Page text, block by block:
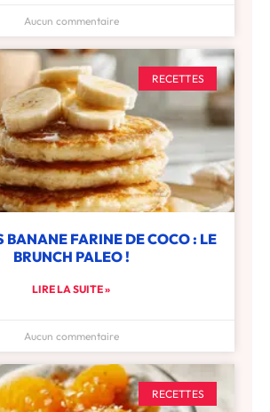
Aucun commentaire
RECETTES
BANANE FARINE DE COCO : LE
BRUNCH PALEO !
LIRE LA SUITE »
Aucun commentaire
RECETTES